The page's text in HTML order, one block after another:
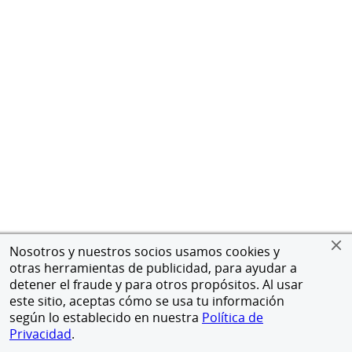
Nosotros y nuestros socios usamos cookies y
otras herramientas de publicidad, para ayudar a
detener el fraude y para otros propósitos. Al usar
este sitio, aceptas cómo se usa tu información
según lo establecido en nuestra Política de
Privacidad.